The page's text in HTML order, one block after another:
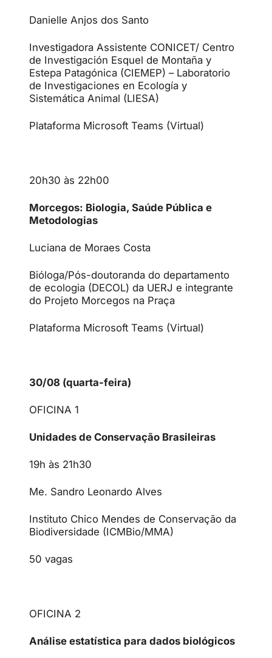
Danielle Anjos dos Santo
Investigadora Assistente CONICET/ Centro
de Investigación Esquel de Montaña y
Estepa Patagónica (CIEMEP) – Laboratorio
de Investigaciones en Ecología y
Sistemática Animal (LIESA)
Plataforma Microsoft Teams (Virtual)
20h30 às 22h00
Morcegos: Biologia, Saúde Pública e
Metodologias
Luciana de Moraes Costa
Bióloga/Pós-doutoranda do departamento
de ecologia (DECOL) da UERJ e integrante
do Projeto Morcegos na Praça
Plataforma Microsoft Teams (Virtual)
30/08 (quarta-feira)
OFICINA 1
Unidades de Conservação Brasileiras
19h às 21h30
Me. Sandro Leonardo Alves
Instituto Chico Mendes de Conservação da
Biodiversidade (ICMBio/MMA)
50 vagas
OFICINA 2
Análise estatística para dados biológicos